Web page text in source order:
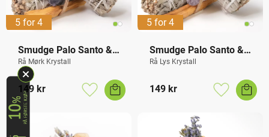
5 for 4
Smudge Palo Santo &
Ametyst
Rå Mørk Krystall
149 kr
Lagre som favoritt
5 for 4
Smudge Palo Santo &
Ametyst
Rå Lys Krystall
149 kr
Lagre som